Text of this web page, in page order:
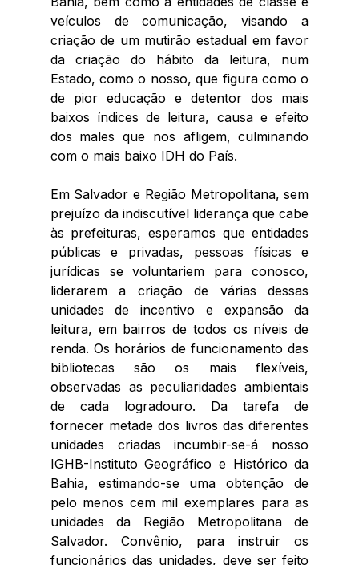
veículos de comunicação, visando a
criação de um mutirão estadual em favor
da criação do hábito da leitura, num
Estado, como o nosso, que figura como o
de pior educação e detentor dos mais
baixos índices de leitura, causa e efeito
dos males que nos afligem, culminando
com o mais baixo IDH do País.
Em Salvador e Região Metropolitana, sem
prejuízo da indiscutível liderança que cabe
às prefeituras, esperamos que entidades
públicas e privadas, pessoas físicas e
jurídicas se voluntariem para conosco,
liderarem a criação de várias dessas
unidades de incentivo e expansão da
leitura, em bairros de todos os níveis de
renda. Os horários de funcionamento das
bibliotecas são os mais flexíveis,
observadas as peculiaridades ambientais
de cada logradouro. Da tarefa de
fornecer metade dos livros das diferentes
unidades criadas incumbir-se-á nosso
IGHB-Instituto Geográfico e Histórico da
Bahia, estimando-se uma obtenção de
pelo menos cem mil exemplares para as
unidades da Região Metropolitana de
Salvador. Convênio, para instruir os
funcionários das unidades, deve ser feito